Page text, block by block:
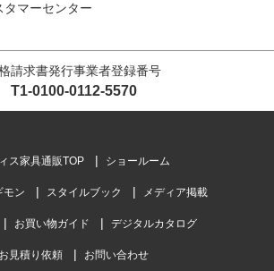
タマーセンター
請求書発行事業者登録番号
T1-0100-0112-5570
ス家具通販TOP ショールーム
モン スタイルブック メディア掲載
お買い物ガイド デジタルカタログ
お見積り依頼 お問い合わせ